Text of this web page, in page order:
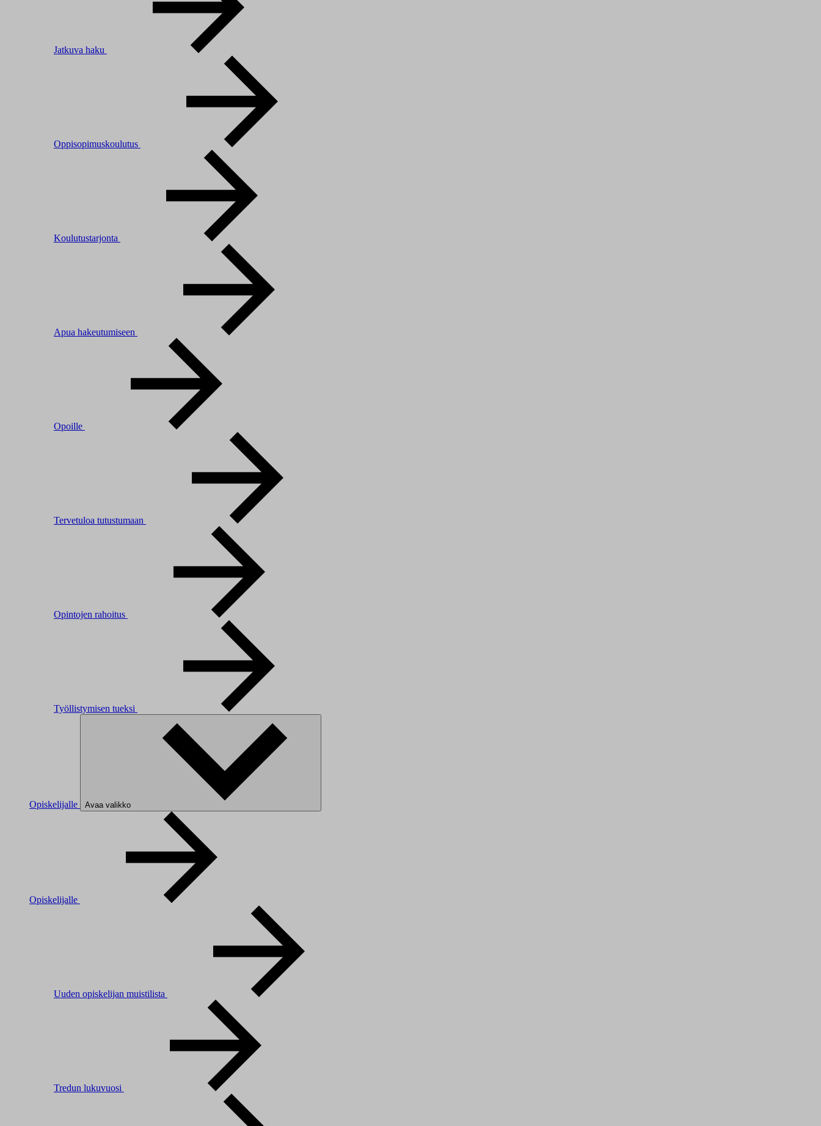
Jatkuva haku
Oppisopimuskoulutus
Koulutustarjonta
Apua hakeutumiseen
Opoille
Tervetuloa tutustumaan
Opintojen rahoitus
Työllistymisen tueksi
Opiskelijalle Avaa valikko
Opiskelijalle
Uuden opiskelijan muistilista
Tredun lukuvuosi